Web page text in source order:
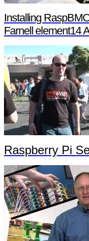
Installing
Farnell element14
Raspberry Pi